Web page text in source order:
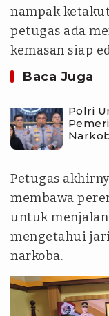
nampak
petugas ada
kemasan siap
Baca Juga
Polri
Petugas
membawa
untuk
mengetahui
narkoba.